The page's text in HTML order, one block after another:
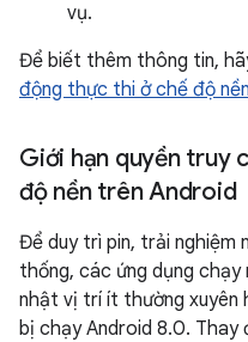
vụ.
Để biết thêm thông tin,
động thực thi ở chế độ nền
Giới hạn quyền truy
độ nền trên Android
Để duy trì pin, trải nghiệm
thống, các ứng dụng
nhật vị trí ít thường xuyên
bị chạy Android 8.0. Thay